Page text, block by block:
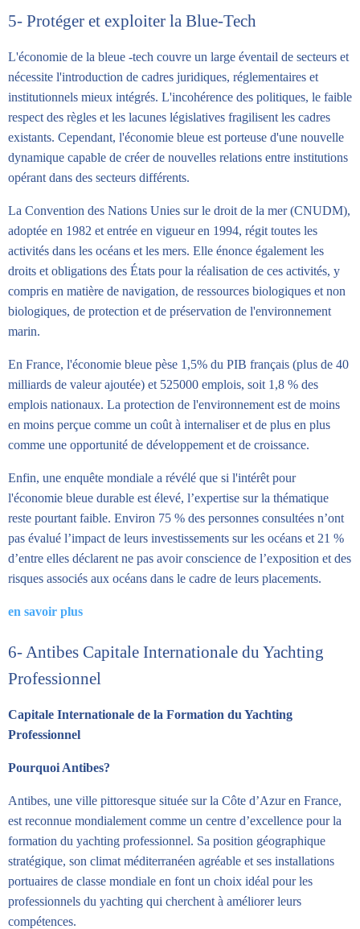
5- Protéger et exploiter la Blue-Tech
L'économie de la bleue -tech couvre un large éventail de secteurs et
nécessite l'introduction de cadres juridiques, réglementaires et
institutionnels mieux intégrés. L'incohérence des politiques, le faible
respect des règles et les lacunes législatives fragilisent les cadres
existants. Cependant, l'économie bleue est porteuse d'une nouvelle
dynamique capable de créer de nouvelles relations entre institutions
opérant dans des secteurs différents.
La Convention des Nations Unies sur le droit de la mer (CNUDM),
adoptée en 1982 et entrée en vigueur en 1994, régit toutes les
activités dans les océans et les mers. Elle énonce également les
droits et obligations des États pour la réalisation de ces activités, y
compris en matière de navigation, de ressources biologiques et non
biologiques, de protection et de préservation de l'environnement
marin.
En France, l'économie bleue pèse 1,5% du PIB français (plus de 40
milliards de valeur ajoutée) et 525000 emplois, soit 1,8 % des
emplois nationaux. La protection de l'environnement est de moins
en moins perçue comme un coût à internaliser et de plus en plus
comme une opportunité de développement et de croissance.
Enfin, une enquête mondiale a révélé que si l'intérêt pour
l'économie bleue durable est élevé, l’expertise sur la thématique
reste pourtant faible. Environ 75 % des personnes consultées n’ont
pas évalué l’impact de leurs investissements sur les océans et 21 %
d’entre elles déclarent ne pas avoir conscience de l’exposition et des
risques associés aux océans dans le cadre de leurs placements.
en savoir plus
6- Antibes Capitale Internationale du Yachting
Professionnel
Capitale Internationale de la Formation du Yachting
Professionnel
Pourquoi Antibes?
Antibes, une ville pittoresque située sur la Côte d’Azur en France,
est reconnue mondialement comme un centre d’excellence pour la
formation du yachting professionnel. Sa position géographique
stratégique, son climat méditerranéen agréable et ses installations
portuaires de classe mondiale en font un choix idéal pour les
professionnels du yachting qui cherchent à améliorer leurs
compétences.